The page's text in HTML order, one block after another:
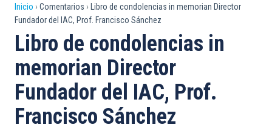
Sobrescribir
enlaces
de
ayuda
a
la
Inicio Comentarios
Libro de condolencias in memorian Director
Fundador del IAC, Prof. Francisco Sánchez
Libro de condolencias in
memorian Director
Fundador del IAC, Prof.
Francisco Sánchez